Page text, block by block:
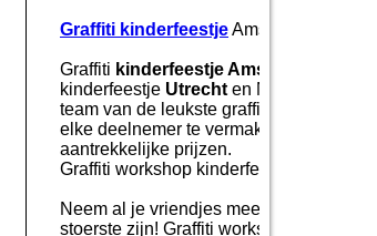
Graffiti kinderfeestjeAmsterdam,
Graffiti kinderfeestje Amsterdam
kinderfeestje Utrecht en Nieuwegein
team van de leukste graffiti artiesten,
elke deelnemer te vermaken met onze
aantrekkelijke prijzen.
Graffiti workshop kinderfeestje!
Neem al je vriendjes mee voor deze
stoerste zijn! Graffiti workshops